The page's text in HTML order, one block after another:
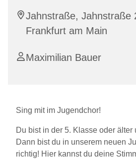
Jahnstraße, Jahnstraße
Frankfurt am Main
Maximilian Bauer
Sing mit im Jugendchor!
Du bist in der 5. Klasse oder älter
Dann bist du in unserem neuen
richtig! Hier kannst du deine